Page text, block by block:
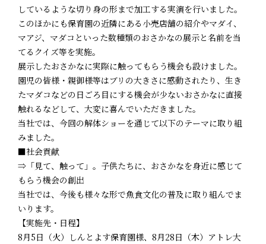
しているような切り身の形まで加工する実演を行いました。
このほかにも保育園の近隣にある小売店舗の紹介やマダイ、
マアジ、マダコといった数種類のおさかなの展示と名前を当
てるクイズ等を実施。
展示したおさかなに実際に触ってもらう機会も設けました。
園児の皆様・親御様等はブリの大きさに感動されたり、生き
たマダコなどの日ごろ目にする機会が少ないおさかなに直接
触れるなどして、大変に喜んでいただきました。
当社では、今回の解体ショーを通じて以下のテーマに取り組
みました。
■社会貢献
⇒「見て、触って」。子供たちに、おさかなを身近に感じて
もらう機会の創出
当社では、今後も様々な形で魚食文化の普及に取り組んでま
いります。
【実施先・日程】
8月5日（火）しんとよす保育園様、8月28日（木）アトレ大